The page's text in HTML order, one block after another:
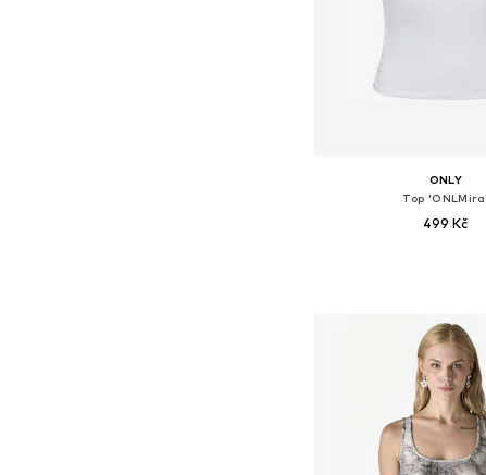
ONLY
Top 'ONLMira'
499 Kč